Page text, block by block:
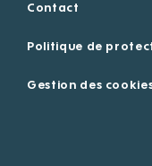
Contact
Politique de
Gestion des